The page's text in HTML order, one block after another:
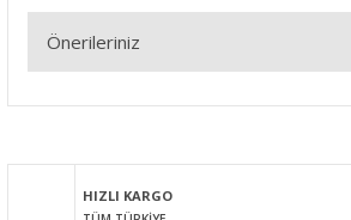
Önerileriniz
Görüş ve önerileriniz için teşekkür ederiz.
HIZLI KARGO